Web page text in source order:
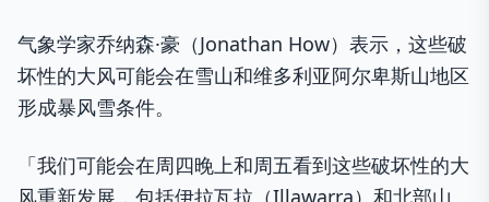
气象学家乔纳森·豪（Jonathan How）表示，这些破
坏性的大风可能会在雪山和维多利亚阿尔卑斯山地区
形成暴风雪条件。
「我们可能会在周四晚上和周五看到这些破坏性的大
风重新发展，包括伊拉瓦拉（Illawarra）和北部山